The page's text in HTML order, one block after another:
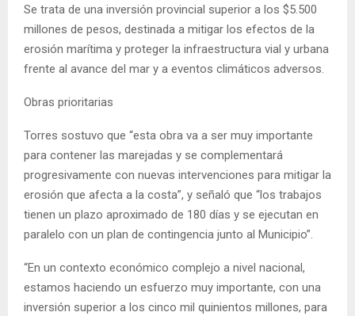
Se trata de una inversión provincial superior a los $5.500
millones de pesos, destinada a mitigar los efectos de la
erosión marítima y proteger la infraestructura vial y urbana
frente al avance del mar y a eventos climáticos adversos.
Obras prioritarias
Torres sostuvo que “esta obra va a ser muy importante
para contener las marejadas y se complementará
progresivamente con nuevas intervenciones para mitigar la
erosión que afecta a la costa”, y señaló que “los trabajos
tienen un plazo aproximado de 180 días y se ejecutan en
paralelo con un plan de contingencia junto al Municipio”.
“En un contexto económico complejo a nivel nacional,
estamos haciendo un esfuerzo muy importante, con una
inversión superior a los cinco mil quinientos millones, para